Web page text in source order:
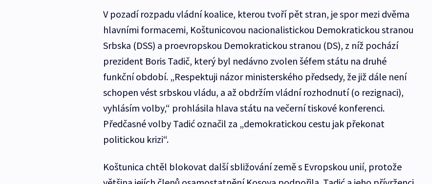
V pozadí rozpadu vládní koalice, kterou tvoří pět stran, je spor mezi dvěma
hlavními formacemi, Koštunicovou nacionalistickou Demokratickou stranou
Srbska (DSS) a proevropskou Demokratickou stranou (DS), z níž pochází
prezident Boris Tadič, který byl nedávno zvolen šéfem státu na druhé
funkční období. „Respektuji názor ministerského předsedy, že již dále není
schopen vést srbskou vládu, a až obdržím vládní rozhodnutí (o rezignaci),
vyhlásím volby,“ prohlásila hlava státu na večerní tiskové konferenci.
Předčasné volby Tadić označil za „demokratickou cestu jak překonat
politickou krizi“.
Koštunica chtěl blokovat další sbližování země s Evropskou unií, protože